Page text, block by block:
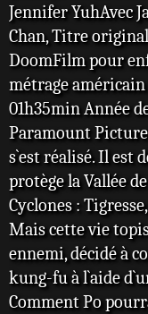
a
g
Jennifer YuhAvec
Chan, Titre
DoomFilm pour
métrage
01h35min Année
Paramount
s`est réalisé. Il est
protège la Vallée
Cyclones :
Mais cette vie
ennemi, décidé à
kung-fu à l`aide
Comment Po